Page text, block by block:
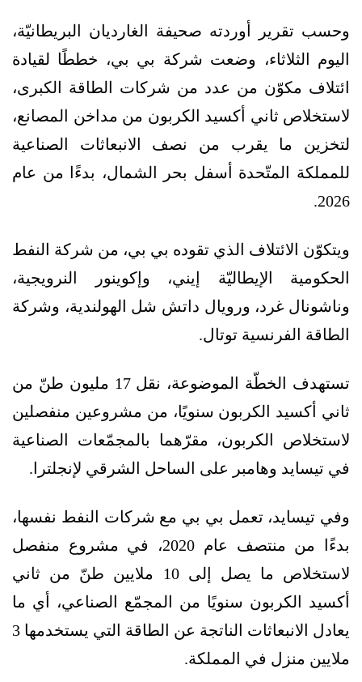
وحسب تقرير أوردته صحيفة الغارديان البريطانيّة،
اليوم الثلاثاء، وضعت شركة بي بي، خططًا لقيادة
ائتلاف مكوّن من عدد من شركات الطاقة الكبرى،
لاستخلاص ثاني أكسيد الكربون من مداخن المصانع،
لتخزين ما يقرب من نصف الانبعاثات الصناعية
للمملكة المتّحدة أسفل بحر الشمال، بدءًا من عام
2026.
ويتكوّن الائتلاف الذي تقوده بي بي، من شركة النفط
الحكومية الإيطاليّة إيني، وإكوينور النرويجية،
وناشونال غرد، ورويال داتش شل الهولندية، وشركة
الطاقة الفرنسية توتال.
تستهدف الخطّة الموضوعة، نقل 17 مليون طنّ من
ثاني أكسيد الكربون سنويًا، من مشروعين منفصلين
لاستخلاص الكربون، مقرّهما بالمجمّعات الصناعية
في تيسايد وهامبر على الساحل الشرقي لإنجلترا.
وفي تيسايد، تعمل بي بي مع شركات النفط نفسها،
بدءًا من منتصف عام 2020، في مشروع منفصل
لاستخلاص ما يصل إلى 10 ملايين طنّ من ثاني
أكسيد الكربون سنويًا من المجمّع الصناعي، أي ما
يعادل الانبعاثات الناتجة عن الطاقة التي يستخدمها 3
ملايين منزل في المملكة.